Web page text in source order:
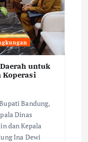
untuk
Koperasi
Bandung,
Dinas
dan Kepala
Ina Dewi